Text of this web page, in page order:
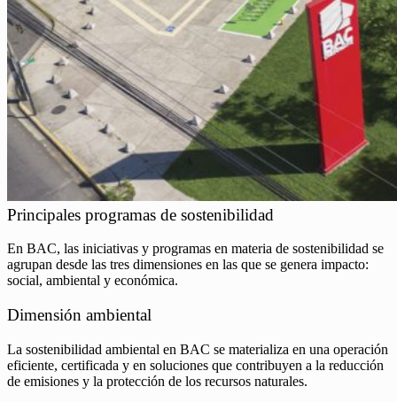
Principales programas de sostenibilidad
En BAC, las iniciativas y programas en materia de sostenibilidad se
agrupan desde las tres dimensiones en las que se genera impacto:
social, ambiental y económica.
Dimensión ambiental
La sostenibilidad ambiental en BAC se materializa en una operación
eficiente, certificada y en soluciones que contribuyen a la reducción
de emisiones y la protección de los recursos naturales.